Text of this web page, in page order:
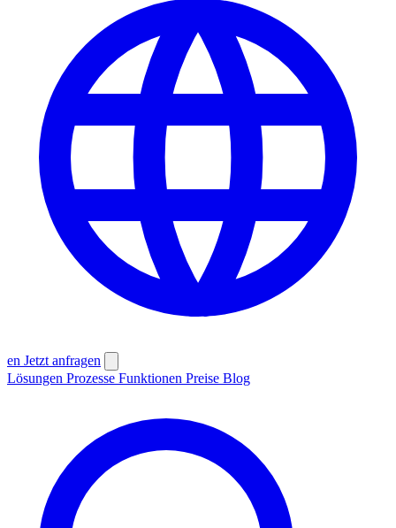
en Jetzt anfragen
Lösungen Prozesse Funktionen Preise Blog